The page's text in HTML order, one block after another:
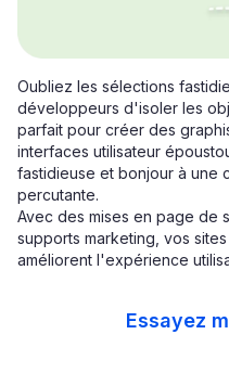
Oubliez les sélections
développeurs d'isoler les
parfait pour créer des
interfaces utilisateur
fastidieuse et bonjour à une
percutante.
Avec des mises en page de
supports marketing, vos
améliorent l'expérience
Essayez